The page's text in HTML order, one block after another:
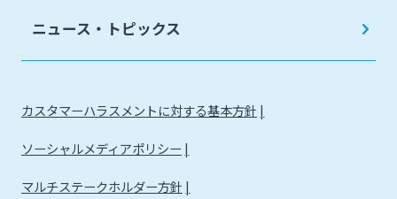
ニュース・トピックス
カスタマーハラスメントに対する基本方針
ソーシャルメディアポリシー
マルチステークホルダー方針